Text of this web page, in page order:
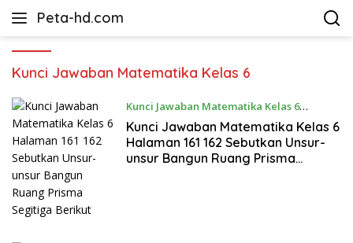
Peta-hd.com
Kumpulan
HD
Kunci Jawaban Matematika Kelas 6
Kunci Jawaban Matematika Kelas 6
Februari 5, 2023
Kunci Jawaban Matematika Kelas 6
Halaman 161 162 Sebutkan Unsur-
unsur Bangun Ruang Prisma